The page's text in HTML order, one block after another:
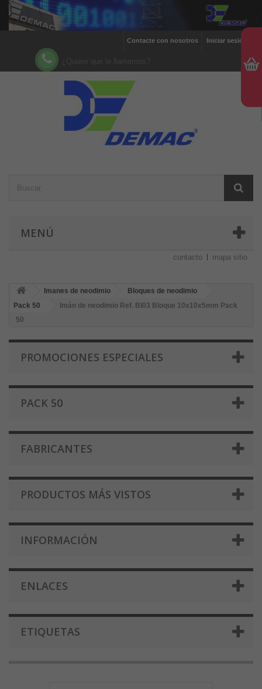
Iniciar sesión
Contacte con nosotros
MENÚ
contacto mapa sitio
Imanes de neodimio
Bloques de neodimio
Pack 50
Imán de neodimio Ref. Bl03 Bloque 10x10x5mm Pack
50
PROMOCIONES ESPECIALES
PACK 50
FABRICANTES
PRODUCTOS MÁS VISTOS
INFORMACIÓN
ENLACES
ETIQUETAS